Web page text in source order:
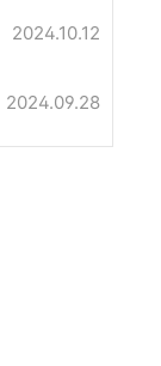
2024.10.12
2024.09.28